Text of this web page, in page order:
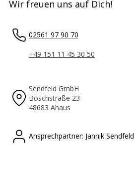
Wir freuen uns auf Dich!
02561 97 90 70
+49 151 11 45 30 50
Sendfeld GmbH
Boschstraße 23
48683 Ahaus
Ansprechpartner: Jannik Sendfeld